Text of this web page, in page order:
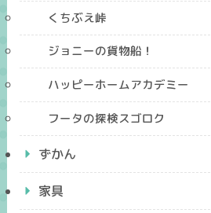
くちぶえ峠
ジョニーの貨物船！
ハッピーホームアカデミー
フータの探検スゴロク
ずかん
家具